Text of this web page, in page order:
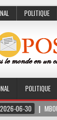
POLITIQUE
POLITIQUE
MBOUR : LES